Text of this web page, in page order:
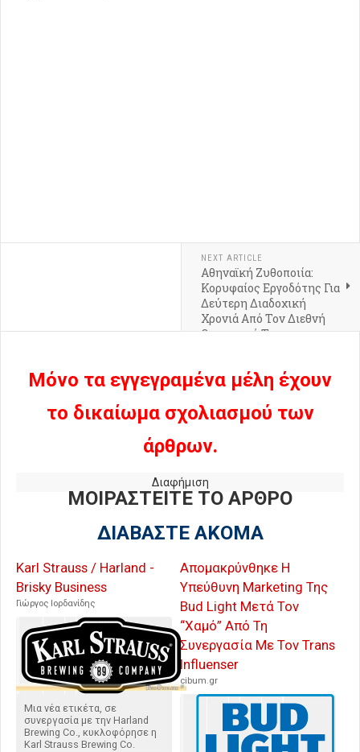
NEXT ARTICLE
Αθηναϊκή Ζυθοποιία:
Κορυφαίος Εργοδότης Για
Δεύτερη Διαδοχική
Χρονιά Από Τον Διεθνή
Οργανισμό Top
Μόνο τα εγγεγραμένα μέλη έχουν
το δικαίωμα σχολιασμού των
άρθρων.
Διαφήμιση
ΜΟΙΡΑΣΤΕΙΤΕ ΤΟ ΑΡΘΡΟ
ΔΙΑΒΑΣΤΕ ΑΚΟΜΑ
Karl Strauss / Harland -
Brisky Business
Γιώργος Ιορδανίδης
Μια νέα ετικέτα, σε
συνεργασία με την Harland
Brewing Co., κυκλοφόρησε η
Karl Strauss Brewing Co.
Απομακρύνθηκε Η
Υπεύθυνη Marketing Της
Bud Light Μετά Τον
“Χαμό” Από Τη
Συνεργασία Με Τον Trans
Influenser
cibum.gr